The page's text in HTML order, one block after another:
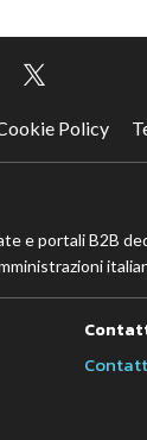
Policy
e portali B2B